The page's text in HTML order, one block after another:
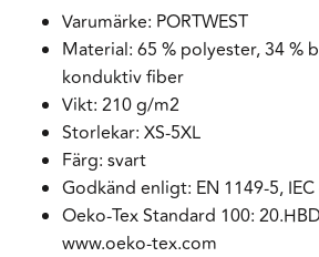
Varumärke: PORTWEST
Material: 65 % polyester, 34 %
konduktiv fiber
Vikt: 210 g/m2
Storlekar: XS-5XL
Färg: svart
Godkänd enligt: EN 1149-5, IEC
Oeko-Tex Standard 100:
www.oeko-tex.com